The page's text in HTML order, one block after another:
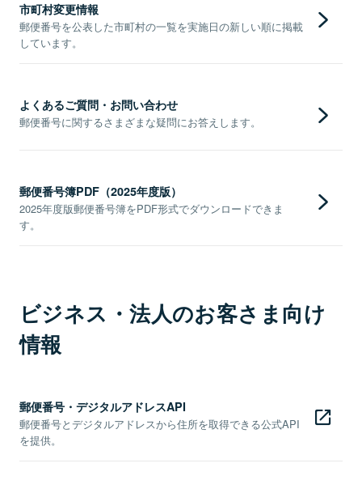
市町村変更情報
郵便番号を公表した市町村の一覧を実施日の新しい順に掲載
しています。
よくあるご質問・お問い合わせ
郵便番号に関するさまざまな疑問にお答えします。
郵便番号簿PDF（2025年度版）
2025年度版郵便番号簿をPDF形式でダウンロードできま
す。
ビジネス・法人のお客さま向け
情報
郵便番号・デジタルアドレスAPI
郵便番号とデジタルアドレスから住所を取得できる公式API
を提供。